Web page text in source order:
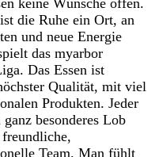
die Ruhe ein Ort, an
und neue Energie
das myarbor
Das Essen ist
Qualität, mit viel
Produkten. Jeder
besonderes Lob
Team. Man fühlt